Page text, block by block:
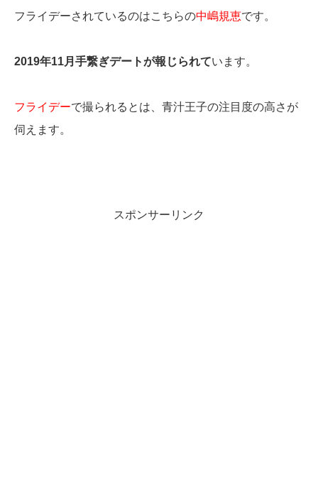
フライデーされているのはこちらの中嶋規恵です。
2019年11月手繋ぎデートが報じられています。
フライデーで撮られるとは、青汁王子の注目度の高さが
伺えます。
スポンサーリンク